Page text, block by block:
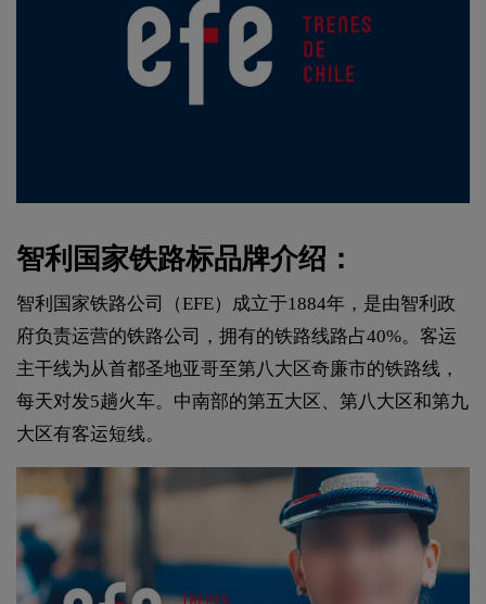
智利国家铁路标品牌介绍：
智利国家铁路公司（EFE）成立于1884年，是由智利政
府负责运营的铁路公司，拥有的铁路线路占40%。客运
主干线为从首都圣地亚哥至第八大区奇廉市的铁路线，
每天对发5趟火车。中南部的第五大区、第八大区和第九
大区有客运短线。